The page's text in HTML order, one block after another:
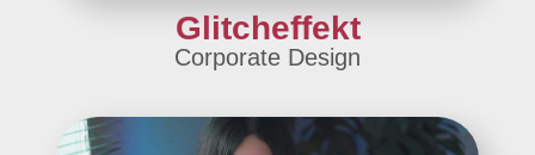
Glitcheffekt
Corporate Design